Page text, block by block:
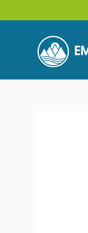
al